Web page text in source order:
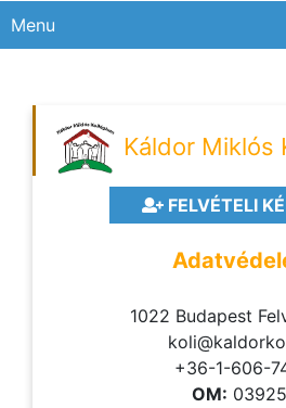
Menu
Káldor Miklós
FELVÉTELI
1022 Budapest
+36-1-606-
OM: